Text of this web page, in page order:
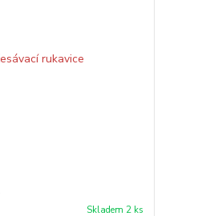
Skladem 2 ks